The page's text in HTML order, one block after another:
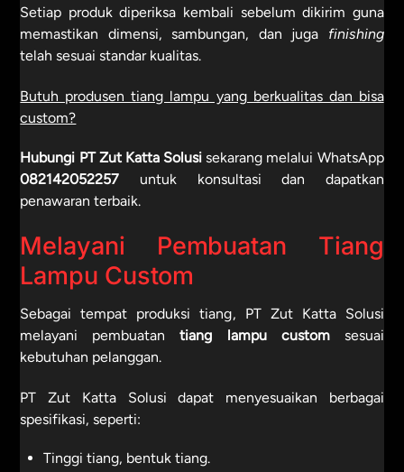
Setiap produk diperiksa kembali sebelum dikirim guna
memastikan dimensi, sambungan, dan juga finishing
telah sesuai standar kualitas.
Butuh produsen tiang lampu yang berkualitas dan bisa
custom?
Hubungi PT Zut Katta Solusi sekarang melalui WhatsApp
082142052257
untuk konsultasi dan dapatkan
penawaran terbaik.
Melayani Pembuatan Tiang
Lampu Custom
Sebagaitempat produksi tiang, PT Zut Katta Solusi
melayani pembuatantiang lampu customsesuai
kebutuhan pelanggan.
PT Zut Katta Solusi dapat menyesuaikan berbagai
spesifikasi, seperti:
Tinggi tiang, bentuk tiang.